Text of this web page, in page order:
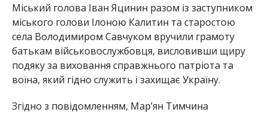
Міський голова Іван Яцинин разом із заступником
міського голови Ілоною Калитин та старостою
села Володимиром Савчуком вручили грамоту
батькам військовослужбовця, висловивши щиру
подяку за виховання справжнього патріота та
воїна, який гідно служить і захищає Україну.
Згідно з повідомленням, Марʼян Тимчина